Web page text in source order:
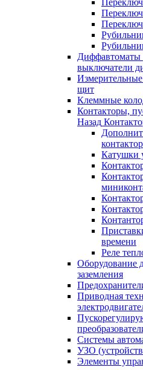
Диффавтоматы
выключатели
щит
Клеммные
Контакторы,
Назад
Катушки
времени
Реле
Оборудование
заземления
Приводная
Системы
УЗО
Элементы